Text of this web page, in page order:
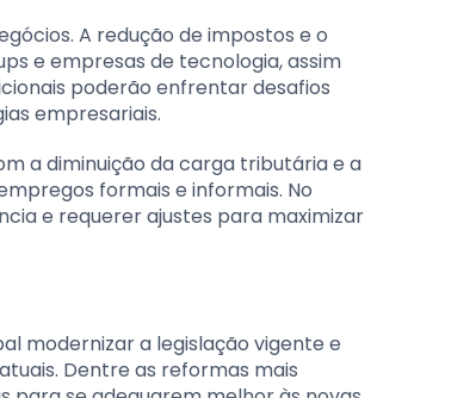
A redução de impostos e o
e empresas de tecnologia, assim
poderão enfrentar desafios
empresariais.
a diminuição da carga tributária e a
formais e informais. No
e requerer ajustes para maximizar
modernizar a legislação vigente e
Dentre as reformas mais